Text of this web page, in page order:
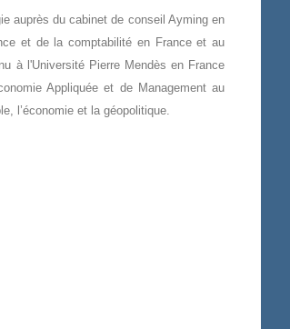
auprès du cabinet de conseil Ayming en
et de la comptabilité en France et au
à l'Université Pierre Mendès en France
Appliquée et de Management au
l’économie et la géopolitique.